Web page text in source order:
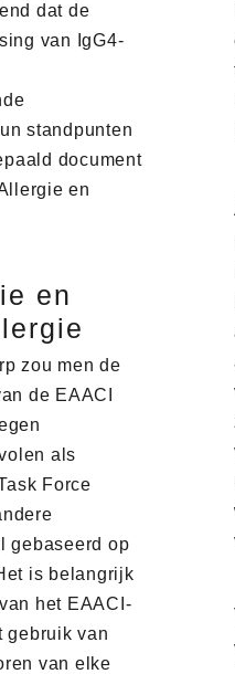
dat de
van IgG4-
standpunten
document
en
en
zou men de
de EAACI
als
Force
gebaseerd op
is belangrijk
het EAACI-
gebruik van
van elke